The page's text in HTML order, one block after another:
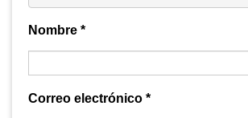
Nombre *
Correo electrónico *